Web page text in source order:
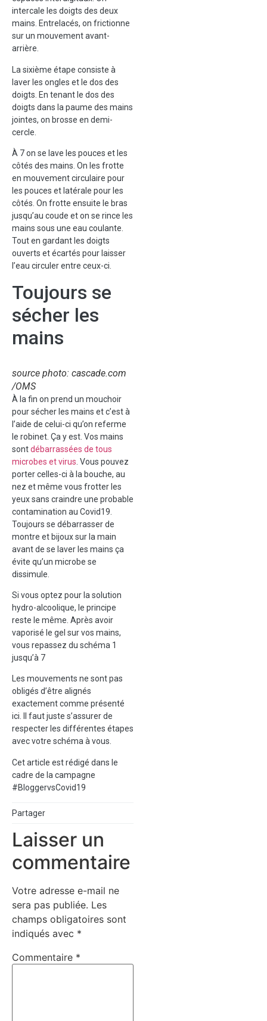
intercale les doigts des deux
mains. Entrelacés, on frictionne
sur un mouvement avant-
arrière.
La sixième étape consiste à
laver les ongles et le dos des
doigts. En tenant le dos des
doigts dans la paume des mains
jointes, on brosse en demi-
cercle.
À 7 on se lave les pouces et les
côtés des mains. On les frotte
en mouvement circulaire pour
les pouces et latérale pour les
côtés. On frotte ensuite le bras
jusqu’au coude et on se rince les
mains sous une eau coulante.
Tout en gardant les doigts
ouverts et écartés pour laisser
l’eau circuler entre ceux-ci.
Toujours se
sécher les
mains
source photo: cascade.com
/OMS
À la fin on prend un mouchoir
pour sécher les mains et c’est à
l’aide de celui-ci qu’on referme
le robinet. Ça y est. Vos mains
sontdébarrassées de tous
microbes et virus . Vous pouvez
porter celles-ci à la bouche, au
nez et même vous frotter les
yeux sans craindre une probable
contamination au Covid19.
Toujours se débarrasser de
montre et bijoux sur la main
avant de se laver les mains ça
évite qu’un microbe se
dissimule.
Si vous optez pour la solution
hydro-alcoolique, le principe
reste le même. Après avoir
vaporisé le gel sur vos mains,
vous repassez du schéma 1
jusqu’à 7
Les mouvements ne sont pas
obligés d’être alignés
exactement comme présenté
ici. Il faut juste s’assurer de
respecter les différentes étapes
avec votre schéma à vous.
Cet article est rédigé dans le
cadre de la campagne
#BloggervsCovid19
Partager
Laisser un
commentaire
Votre adresse e-mail ne
sera pas publiée. Les
champs obligatoires sont
indiqués avec *
Commentaire *